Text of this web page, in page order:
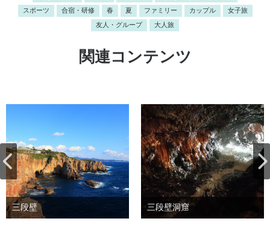
スポーツ 合宿・研修 春 夏 ファミリー カップル 女子旅
友人・グループ 大人旅
関連コンテンツ
三段壁 三段壁洞窟